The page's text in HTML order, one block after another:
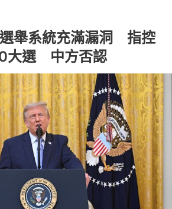
舉系統充滿漏洞 指控
大選 中方否認